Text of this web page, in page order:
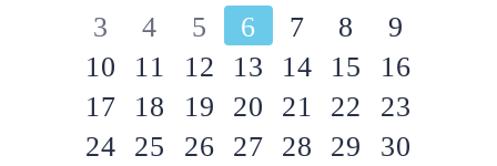
CONTATTI
viste
Eventi
eventieventieventieventieventieventieventi
0
eventi
3
0
eventi
4
0
eventi
5
0
eventi
6
0
eventi
7
0
eventi
8
0
eventi
9
0
eventi
10
0
eventi
11
0
eventi
12
0
eventi
13
0
eventi
14
0
eventi
15
0
eventi
16
0
eventi
17
0
eventi
18
0
eventi
19
0
eventi
20
0
eventi
21
0
eventi
22
0
eventi
23
0
24
0
25
0
26
0
27
0
28
0
29
0
30